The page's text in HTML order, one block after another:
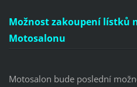
Možnost zakoupení lístků
Motosalonu
Motosalon bude poslední